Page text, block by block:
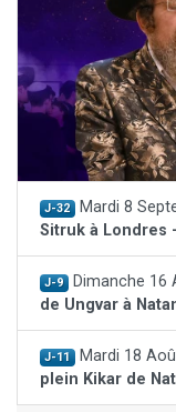
J-32 Mardi 8
Sitruk à Londres
J-9 Dimanche 16
de Ungvar à
J-11 Mardi 18
plein Kikar de